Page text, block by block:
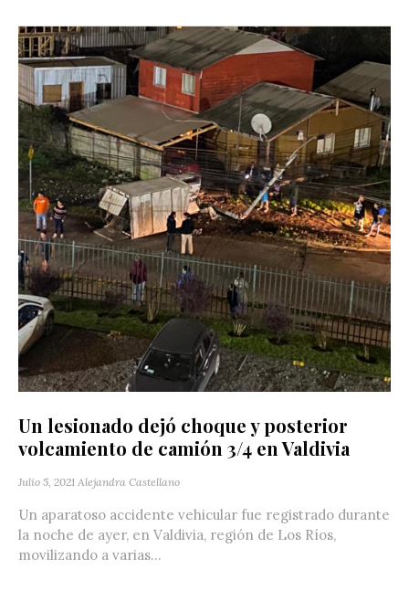
Un lesionado dejó choque y posterior
volcamiento de camión 3/4 en Valdivia
Julio 5, 2021 Alejandra Castellano
Un aparatoso accidente vehicular fue registrado durante
la noche de ayer, en Valdivia, región de Los Ríos,
movilizando a varias...